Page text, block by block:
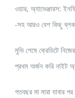
ওয়ার, অ্যাভেঞ্জারস:
-সহ আরও বেশ কিছু
মুভি শেষে ক্রেডিটে
প্রথম অর্জন করি নাইট
গতবছর মা মারা যাবার